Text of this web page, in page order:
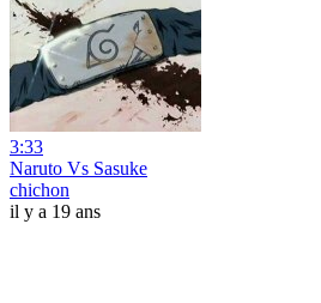
3:33
Naruto Vs Sasuke
chichon
il y a 19 ans